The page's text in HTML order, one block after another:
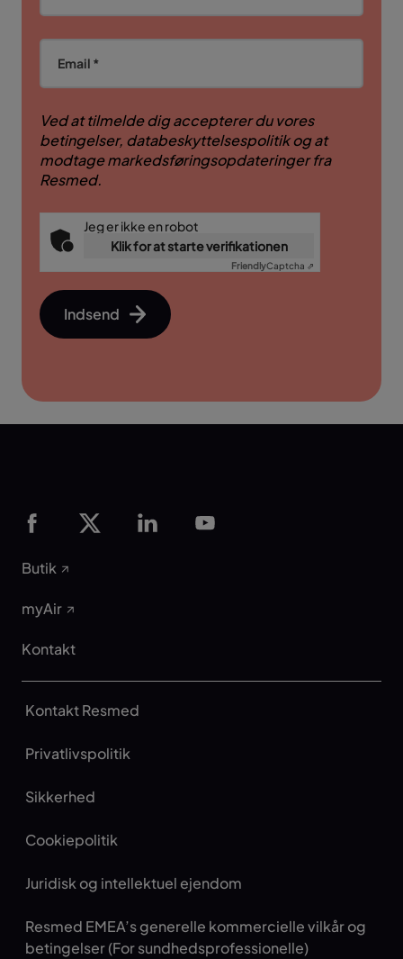
Email *
Ved at tilmelde dig accepterer du vores
betingelser, databeskyttelsespolitik og at
modtage markedsføringsopdateringer fra
Resmed.
Jeg er ikke en robot
Klik for at starte verifikationen
FriendlyCaptcha ⇗
Indsend
Butik
myAir
Kontakt
Kontakt Resmed
Privatlivspolitik
Sikkerhed
Cookiepolitik
Juridisk og intellektuel ejendom
Resmed EMEA’s generelle kommercielle vilkår og
betingelser (For sundhedsprofessionelle)